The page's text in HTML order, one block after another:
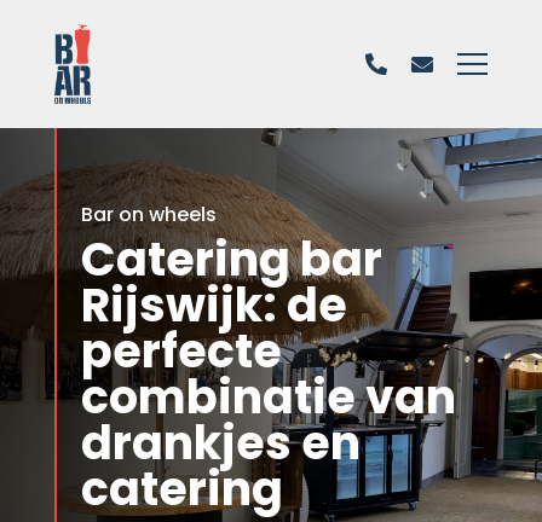
Bar on wheels
Catering bar
Rijswijk: de
perfecte
combinatie van
drankjes en
catering